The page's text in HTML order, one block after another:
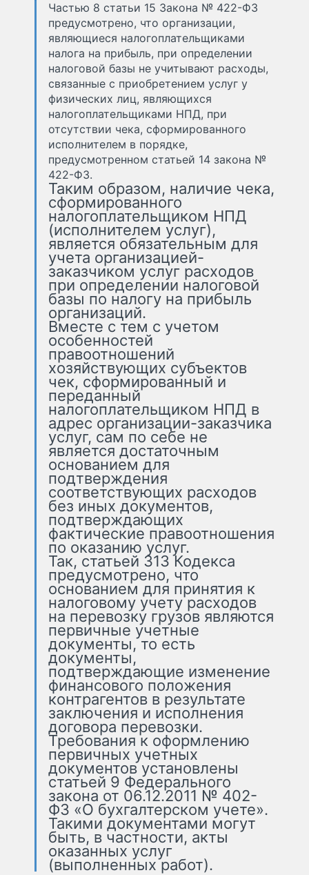
Частью 8 статьи 15 Закона № 422-ФЗ
предусмотрено, что организации,
являющиеся налогоплательщиками
налога на прибыль, при определении
налоговой базы не учитывают расходы,
связанные с приобретением услуг у
физических лиц, являющихся
налогоплательщиками НПД, при
отсутствии чека, сформированного
исполнителем в порядке,
предусмотренном статьей 14 закона №
422-ФЗ.
Таким образом, наличие чека,
сформированного
налогоплательщиком НПД
(исполнителем услуг),
является обязательным для
учета организацией-
заказчиком услуг расходов
при определении налоговой
базы по налогу на прибыль
организаций.
Вместе с тем с учетом
особенностей
правоотношений
хозяйствующих субъектов
чек, сформированный и
переданный
налогоплательщиком НПД в
адрес организации-заказчика
услуг, сам по себе не
является достаточным
основанием для
подтверждения
соответствующих расходов
без иных документов,
подтверждающих
фактические правоотношения
по оказанию услуг.
Так, статьей 313 Кодекса
предусмотрено, что
основанием для принятия к
налоговому учету расходов
на перевозку грузов являются
первичные учетные
документы, то есть
документы,
подтверждающие изменение
финансового положения
контрагентов в результате
заключения и исполнения
договора перевозки.
Требования к оформлению
первичных учетных
документов установлены
статьей 9 Федерального
закона от 06.12.2011 № 402-
ФЗ «О бухгалтерском учете».
Такими документами могут
быть, в частности, акты
оказанных услуг
(выполненных работ).